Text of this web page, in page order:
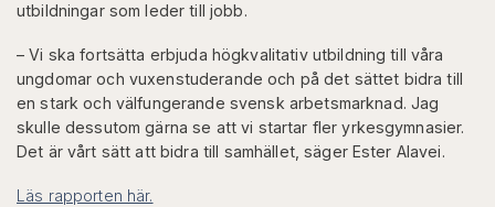
utbildningar som leder till jobb.
– Vi ska fortsätta erbjuda högkvalitativ utbildning till våra
ungdomar och vuxenstuderande och på det sättet bidra till
en stark och välfungerande svensk arbetsmarknad. Jag
skulle dessutom gärna se att vi startar fler yrkesgymnasier.
Det är vårt sätt att bidra till samhället, säger Ester Alavei.
Läs rapporten här.